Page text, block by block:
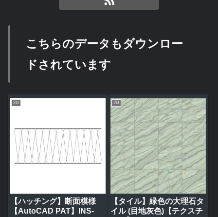
こちらのデータもダウンロー
ドされています
2D
【ハッチング】断面模様
【AutoCAD PAT】INS-
2D
【タイル】緑色の大理石タ
イル (目地灰色)【テクスチ